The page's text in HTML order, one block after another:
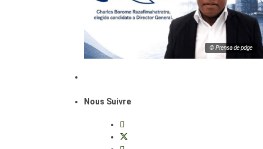
© Prensa de pdge
Nous Suivre